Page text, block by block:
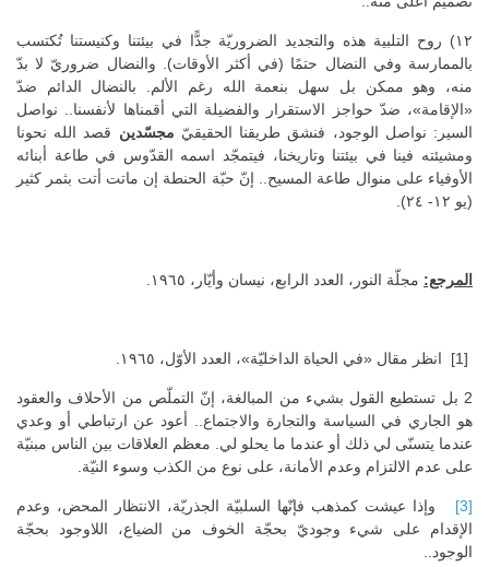
١٢) روح التلبية هذه والتجديد الضروريّة جدًّا في بيئتنا وكنيستنا تُكتسب
بالممارسة وفي النضال حتمًا (في أكثر الأوقات). والنضال ضروريّ لا بدّ
منه، وهو ممكن بل سهل بنعمة الله رغم الألم. بالنضال الدائم ضدّ
«الإقامة»، ضدّ حواجز الاستقرار والفضيلة التي أقمناها لأنفسنا.. نواصل
السير: نواصل الوجود، فنشق طريقنا الحقيقيّ مجسّدين قصد الله نحونا
ومشيئته فينا في بيئتنا وتاريخنا، فيتمجّد اسمه القدّوس في طاعة أبنائه
الأوفياء على منوال طاعة المسيح.. إنّ حبّة الحنطة إن ماتت أتت بثمر كثير
(يو ١٢- ٢٤).
المرجع: مجلّة النور، العدد الرابع، نيسان وأيّار، ١٩٦٥.
[1] انظر مقال «في الحياة الداخليّة»، العدد الأوّل، ١٩٦٥.
2 بل تستطيع القول بشيء من المبالغة، إنّ التملّص من الأحلاف والعقود
هو الجاري في السياسة والتجارة والاجتماع.. أعود عن ارتباطي أو وعدي
عندما يتسنّى لي ذلك أو عندما ما يحلو لي. معظم العلاقات بين الناس مبنيّة
على عدم الالتزام وعدم الأمانة، على نوع من الكذب وسوء النيّة.
[3]
وإذا عيشت كمذهب فإنّها السلبيّة الجذريّة، الانتظار المحض، وعدم
الإقدام على شيء وجوديّ بحجّة الخوف من الضياع، اللاوجود بحجّة
الوجود..